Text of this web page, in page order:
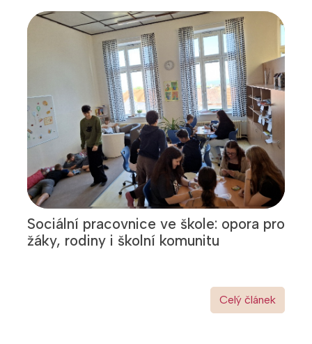
Sociální pracovnice ve škole: opora pro
žáky, rodiny i školní komunitu
Celý článek